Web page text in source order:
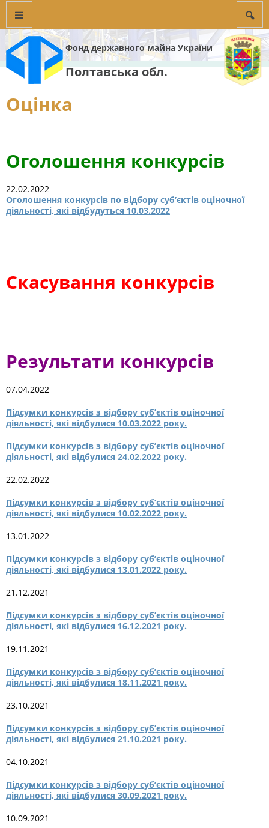
Фонд державного майна України
Полтавська обл.
Оцінка
Оголошення конкурсів
22.02.2022
Оголошення конкурсів по відбору суб’єктів оціночної
діяльності, які відбудуться 10.03.2022
Скасування конкурсів
Результати конкурсів
07.04.2022
Підсумки конкурсів з відбору суб’єктів оціночної
діяльності, які відбулися 10.03.2022 року.
Підсумки конкурсів з відбору суб’єктів оціночної
діяльності, які відбулися 24.02.2022 року.
22.02.2022
Підсумки конкурсів з відбору суб’єктів оціночної
діяльності, які відбулися 10.02.2022 року.
13.01.2022
Підсумки конкурсів з відбору суб’єктів оціночної
діяльності, які відбулися 13.01.2022 року.
21.12.2021
Підсумки конкурсів з відбору суб’єктів оціночної
діяльності, які відбулися 16.12.2021 року.
19.11.2021
Підсумки конкурсів з відбору суб’єктів оціночної
діяльності, які відбулися 18.11.2021 року.
23.10.2021
Підсумки конкурсів з відбору суб’єктів оціночної
діяльності, які відбулися 21.10.2021 року.
04.10.2021
Підсумки конкурсів з відбору суб’єктів оціночної
діяльності, які відбулися 30.09.2021 року.
10.09.2021